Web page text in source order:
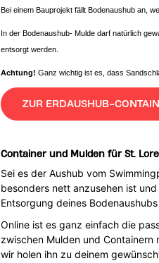
Bei einem Bauprojekt fällt Bodenaushub an,
In der Bodenaushub- Mulde darf natürlich
entsorgt werden.
Achtung! Ganz wichtig ist es, dass
ZUR ERDAUSHUB-
Container und Mulden für St.
Sei es der Aushub vom
besonders nett anzusehen ist
Entsorgung deines
Online ist es ganz einfach die
zwischen Mulden und Containern
wir holen ihn zu deinem